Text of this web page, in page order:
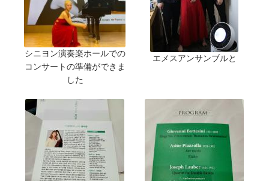
シニヨン演奏楽ホールでの
コンサートの準備ができま
した
エメスアンサンブルと